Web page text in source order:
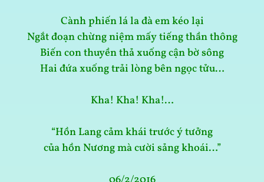
Cành phiến lá la đà em kéo lại
Ngắt đoạn chừng niệm mấy tiếng thần thông
Biến con thuyền thả xuống cận bờ sông
Hai đứa xuống trải lòng bên ngọc tửu…
Kha! Kha! Kha!…
“Hồn Lang cảm khái trước ý tưởng
của hồn Nương mà cười sảng khoái…”